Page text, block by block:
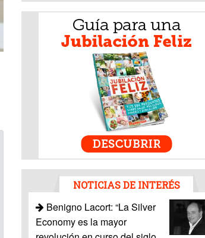
NOTICIAS DE INTERÉS
Benigno Lacort: “La Silver
Economy es la mayor